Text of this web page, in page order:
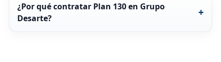
¿Por qué contratar Plan 130 en Grupo
Desarte?